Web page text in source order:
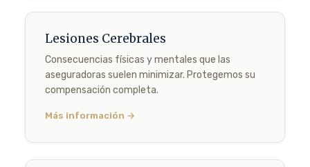
Lesiones Cerebrales
Consecuencias físicas y mentales que las
aseguradoras suelen minimizar. Protegemos su
compensación completa.
Más información →